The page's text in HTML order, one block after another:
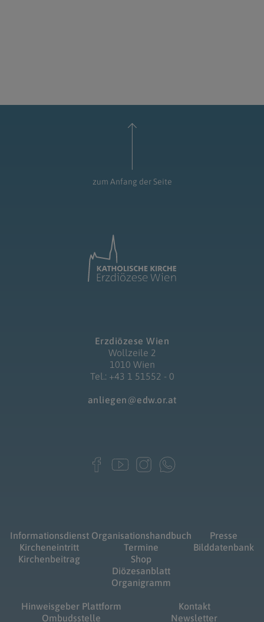
zum Anfang der Seite
Erzdiözese Wien
Wollzeile 2
1010 Wien
Tel.: +43 1 51552 - 0
anliegen@edw.or.at
Informationsdienst
Kircheneintritt
Kirchenbeitrag
Organisationshandbuch
Termine
Shop
Diözesanblatt
Organigramm
Presse
Bilddatenbank
Hinweisgeber Plattform
Ombudsstelle
Kontakt
Newsletter